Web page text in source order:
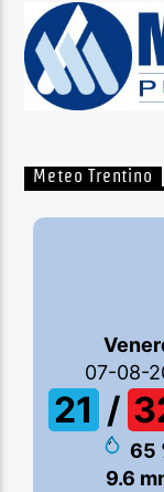
Meteo Trentino